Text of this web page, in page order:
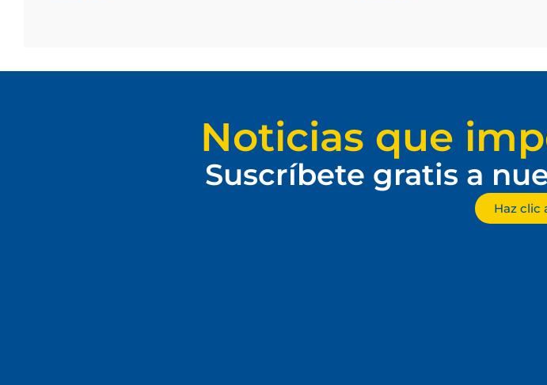
Noticias que
Suscríbete gratis a
Haz clic